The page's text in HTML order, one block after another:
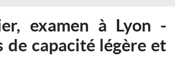
examen à Lyon -
de capacité légère et